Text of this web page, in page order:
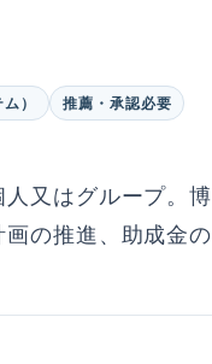
） 推薦・承認必要
又はグループ。博
の推進、助成金の